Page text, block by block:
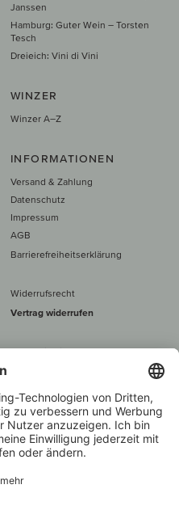
Janssen
Hamburg: Guter Wein – Torsten
Tesch
Dreieich: Vini di Vini
WINZER
Winzer A–Z
INFORMATIONEN
Versand & Zahlung
Datenschutz
Impressum
AGB
Barrierefreiheitserklärung
Widerrufsrecht
Vertrag widerrufen
Alle Preise inkl. MwSt., zzgl. 5 €
60 € versand­kosten­
Beratung unter